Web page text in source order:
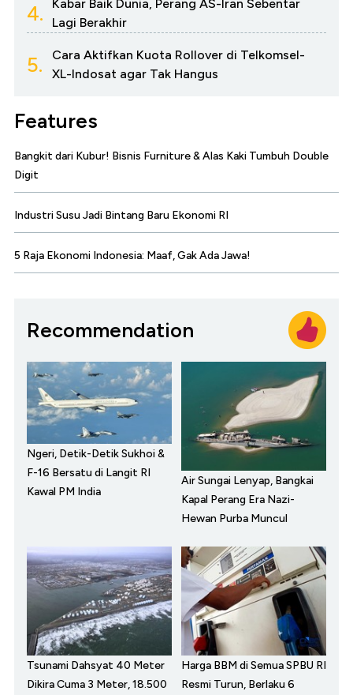
4.
Kabar Baik Dunia, Perang AS-Iran Sebentar
Lagi Berakhir
5.
Cara Aktifkan Kuota Rollover di Telkomsel-
XL-Indosat agar Tak Hangus
Features
Bangkit dari Kubur! Bisnis Furniture & Alas Kaki Tumbuh Double
Digit
Industri Susu Jadi Bintang Baru Ekonomi RI
5 Raja Ekonomi Indonesia: Maaf, Gak Ada Jawa!
Recommendation
Ngeri, Detik-Detik Sukhoi &
F-16 Bersatu di Langit RI
Kawal PM India
Air Sungai Lenyap, Bangkai
Kapal Perang Era Nazi-
Hewan Purba Muncul
Tsunami Dahsyat 40 Meter
Dikira Cuma 3 Meter, 18.500
Harga BBM di Semua SPBU RI
Resmi Turun, Berlaku 6